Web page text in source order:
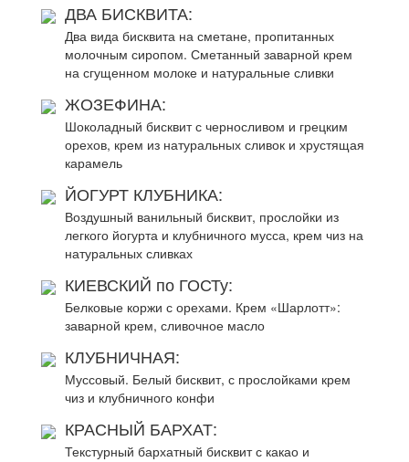
ДВА БИСКВИТА:
Два вида бисквита на сметане, пропитанных
молочным сиропом. Сметанный заварной крем
на сгущенном молоке и натуральные сливки
ЖОЗЕФИНА:
Шоколадный бисквит с черносливом и грецким
орехов, крем из натуральных сливок и хрустящая
карамель
ЙОГУРТ КЛУБНИКА:
Воздушный ванильный бисквит, прослойки из
легкого йогурта и клубничного мусса, крем чиз на
натуральных сливках
КИЕВСКИЙ по ГОСТу:
Белковые коржи с орехами. Крем «Шарлотт»:
заварной крем, сливочное масло
КЛУБНИЧНАЯ:
Муссовый. Белый бисквит, с прослойками крем
чиз и клубничного конфи
КРАСНЫЙ БАРХАТ:
Текстурный бархатный бисквит с какао и